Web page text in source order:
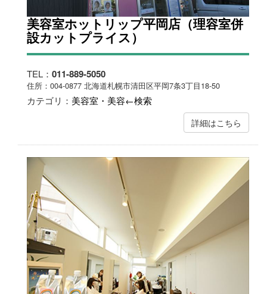
美容室ホットリップ平岡店（理容室併
設カットプライス）
TEL： 011-889-5050
住所：004-0877 北海道札幌市清田区平岡7条3丁目18-50
カテゴリ： 美容室・美容←検索
詳細はこちら